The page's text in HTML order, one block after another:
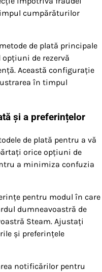
cumpărăturilor
de plată principale
de rezervă
Această configurație
în timpul
și a preferințelor
de plată pentru a vă
orice opțiuni de
a minimiza confuzia
pentru modul în care
dumneavoastră de
Steam. Ajustați
și preferințele
notificărilor pentru